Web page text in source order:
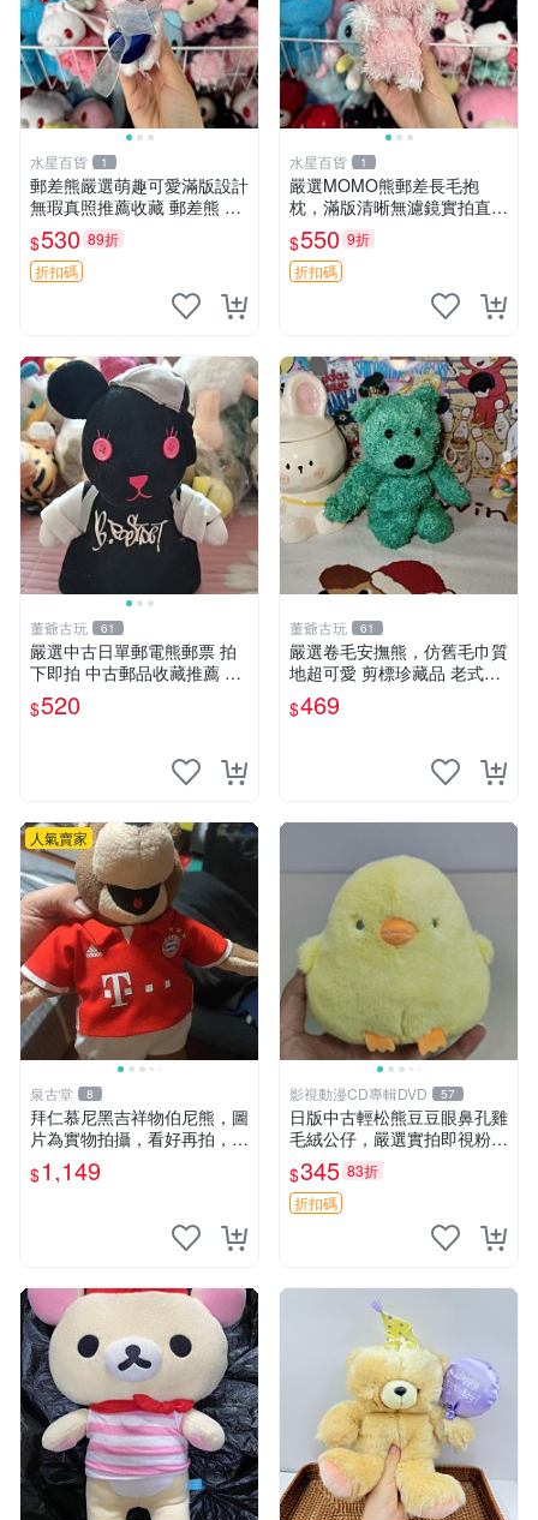
水星百貨 1
郵差熊嚴選萌趣可愛滿版設計
無瑕真照推薦收藏 郵差熊 熊
抱枕 紅薯啵啵間
$530 89折
折扣碼
水星百貨 1
嚴選MOMO熊郵差長毛抱
枕，滿版清晰無濾鏡實拍直
銷。每周新品到貨，不容錯
過！ 郵差熊 長毛 抱枕
$550 9折
折扣碼
董爺古玩 61
嚴選中古日單郵電熊郵票 拍
下即拍 中古郵品收藏推薦 郵
票 郵電熊 日本
$520
董爺古玩 61
嚴選卷毛安撫熊，仿舊毛巾質
地超可愛 剪標珍藏品 老式毛
巾質地 安撫熊 款式
$469
人氣賣家
泉古堂 8
拜仁慕尼黑吉祥物伯尼熊，圖
片為實物拍攝，看好再拍，不
退不換-187978
$1,149
影視動漫CD專輯DVD 57
日版中古輕松熊豆豆眼鼻孔雞
毛絨公仔，嚴選實拍即視粉絲
必買 公仔紙箱氣泡膜精心包
裝快速發貨 輕松熊 公仔 雞毛
絨
$345 83折
折扣碼